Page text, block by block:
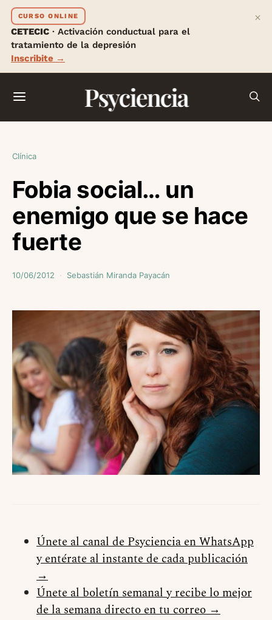
CURSO ONLINE
CETECIC · Activación conductual para el
tratamiento de la depresión
Inscribite →
×
Psyciencia
Clínica
Fobia social… un
enemigo que se hace
fuerte
10/06/2012 Sebastián Miranda Payacán
Únete al canal de Psyciencia en WhatsApp
y entérate al instante de cada publicación
→
Únete al boletín semanal y recibe lo mejor
de la semana directo en tu correo →